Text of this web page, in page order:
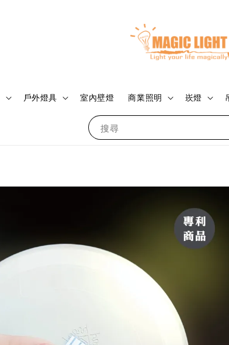
搜尋
戶外燈具 室內壁燈 商業照明 崁燈